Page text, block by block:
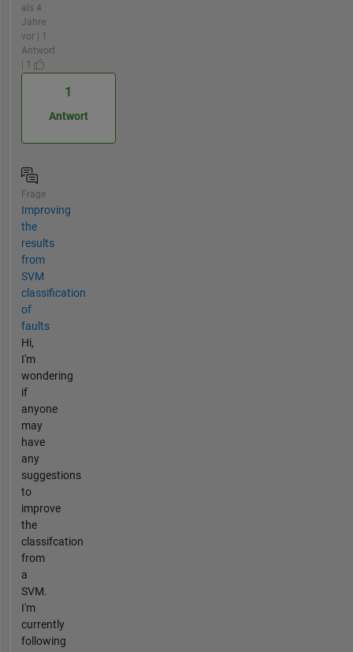
als 4
Jahre
vor | 1
Antwort
| 1
1
Antwort
Frage
Improving
the
results
from
SVM
classification
of
faults
Hi,
I'm
wondering
if
anyone
may
have
any
suggestions
to
improve
the
classifcation
from
a
SVM.
I'm
currently
following